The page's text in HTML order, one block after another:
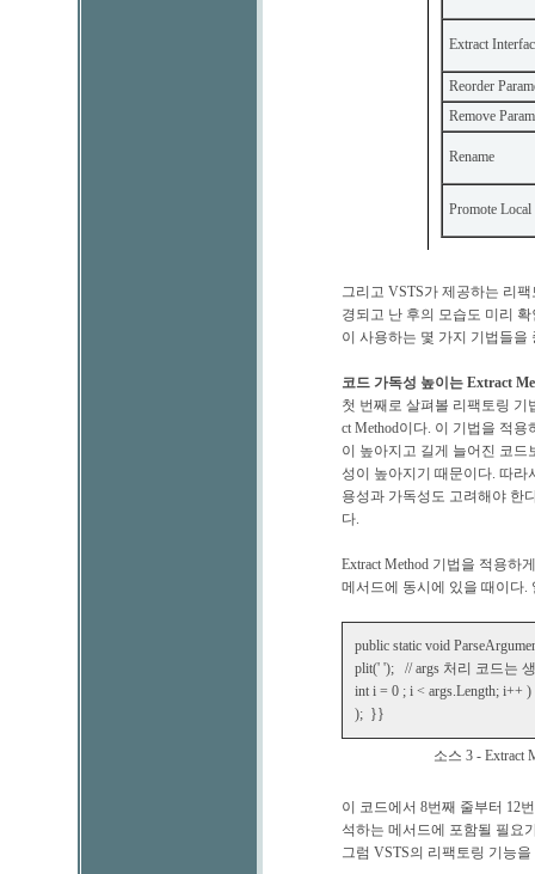
Extract
Reorder
Remove
Rename
Promote Local
그리고 VSTS가 제공하는 리
경되고 난 후의 모습도 미리
이 사용하는 몇 가지 기법들을
코드 가독성 높이는 Extract
첫 번째로 살펴볼 리팩토링 기
ct Method이다. 이 기법을 적
이 높아지고 길게 늘어진 코
성이 높아지기 때문이다. 따라
용성과 가독성도 고려해야 한
다.
Extract Method 기법을 적용하
메서드에 동시에 있을 때이다.
public static void
plit(' '); // args 처리 코드는
int i = 0 ; i < args.Length;
); }}
소스 3 - Extract
이 코드에서 8번째 줄부터 12
석하는 메서드에 포함될 필요
그럼 VSTS의 리팩토링 기능